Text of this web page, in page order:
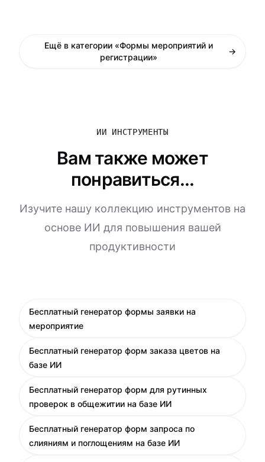
Ещё в категории «Формы мероприятий и
регистрации»
→
ИИ ИНСТРУМЕНТЫ
Вам также может
понравиться...
Изучите нашу коллекцию инструментов на
основе ИИ для повышения вашей
продуктивности
Бесплатный генератор формы заявки на
мероприятие
Бесплатный генератор форм заказа цветов на
базе ИИ
Бесплатный генератор форм для рутинных
проверок в общежитии на базе ИИ
Бесплатный генератор форм запроса по
слияниям и поглощениям на базе ИИ